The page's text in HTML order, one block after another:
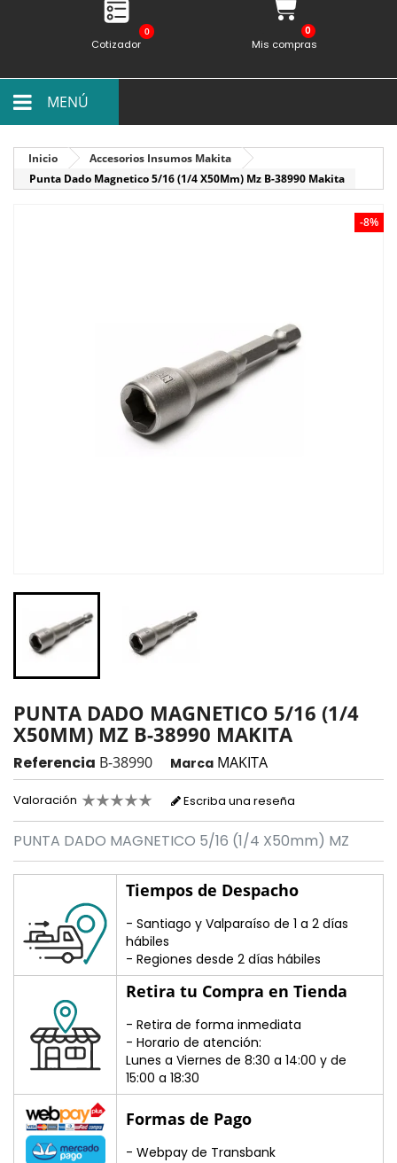
0
Cotizador Mis compras
MENÚ
Inicio
Accesorios Insumos Makita
Punta Dado Magnetico 5/16 (1/4 X50Mm) Mz B-38990 Makita
-8%
PUNTA DADO MAGNETICO 5/16 (1/4
X50MM) MZ B-38990 MAKITA
Referencia B-38990 Marca MAKITA
Valoración Escriba una reseña
PUNTA DADO MAGNETICO 5/16 (1/4 X50mm) MZ
Tiempos de Despacho
- Santiago y Valparaíso de 1 a 2 días
hábiles
- Regiones desde 2 días hábiles
Retira tu Compra en Tienda
- Retira de forma inmediata
- Horario de atención:
Lunes a Viernes de 8:30 a 14:00 y de
15:00 a 18:30
Formas de Pago
- Webpay de Transbank